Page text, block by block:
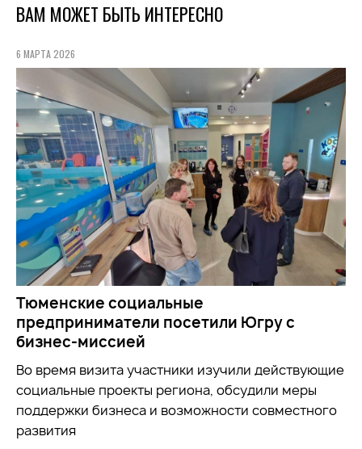
ВАМ МОЖЕТ БЫТЬ ИНТЕРЕСНО
6 МАРТА 2026
Тюменские социальные
предприниматели посетили Югру с
бизнес-миссией
Во время визита участники изучили действующие
социальные проекты региона, обсудили меры
поддержки бизнеса и возможности совместного
развития